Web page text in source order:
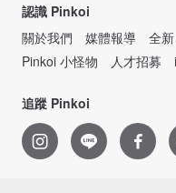
認識 Pinkoi
關於我們
媒體報導 全
Pinkoi 小怪物
人才招募
追蹤 Pinkoi